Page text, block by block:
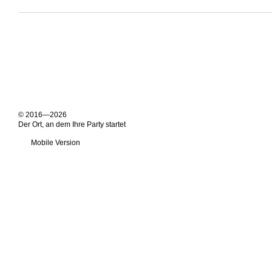
© 2016—2026
Der Ort, an dem Ihre Party startet
Mobile Version